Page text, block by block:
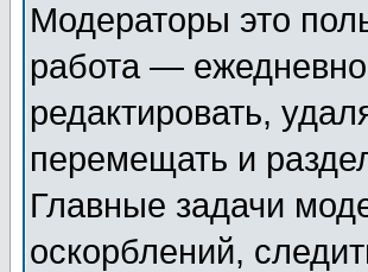
Модераторы это
работа —
редактировать,
перемещать и
Главные задачи
оскорблений,